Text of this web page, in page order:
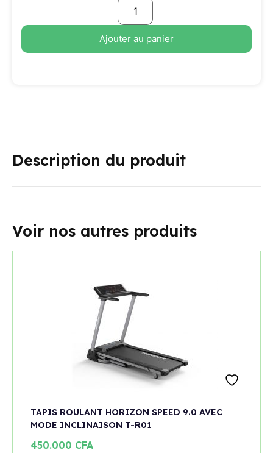
Ajouter au panier
Description du produit
Voir nos autres produits
TAPIS ROULANT HORIZON SPEED 9.0 AVEC
MODE INCLINAISON T-R01
450.000 CFA